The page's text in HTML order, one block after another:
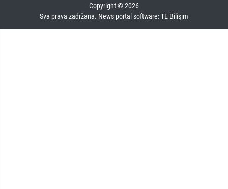
Copyright © 2026
Sva prava zadržana. News portal software:TE Bilişim